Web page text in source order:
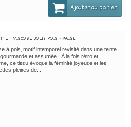
Ajouter au panier
- VISCOSE JOLIS POIS FRAISE
à pois, motif intemporel revisité dans une teinte
et assumée. À la fois rétro et
ce tissu évoque la féminité joyeuse et les
pleines de...